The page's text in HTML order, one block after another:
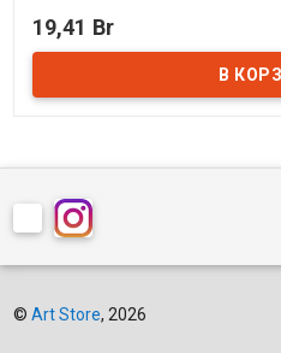
В наличии
19,41 Br
© Art Store, 2026